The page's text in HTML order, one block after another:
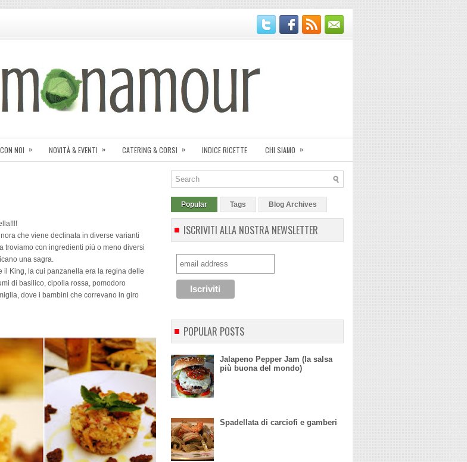
NOI » NOVITÀ & EVENTI » CATERING & CORSI » INDICE RICETTE CHI SIAMO »
che viene declinata in diverse varianti
troviamo con ingredienti più o meno diversi
una sagra.
il King, la cui panzanella era la regina delle
di basilico, cipolla rossa, pomodoro
dove i bambini che correvano in giro
Popular Tags Blog Archives
ISCRIVITI ALLA NOSTRA NEWSLETTER
POPULAR POSTS
Jalapeno Pepper Jam (la salsa
più buona del mondo)
Spadellata di carciofi e gamberi